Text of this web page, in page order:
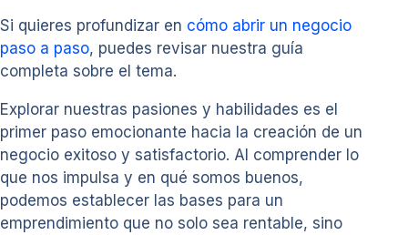
Si quieres profundizar en cómo abrir un negocio
paso a paso, puedes revisar nuestra guía
completa sobre el tema.
Explorar nuestras pasiones y habilidades es el
primer paso emocionante hacia la creación de un
negocio exitoso y satisfactorio. Al comprender lo
que nos impulsa y en qué somos buenos,
podemos establecer las bases para un
emprendimiento que no solo sea rentable, sino